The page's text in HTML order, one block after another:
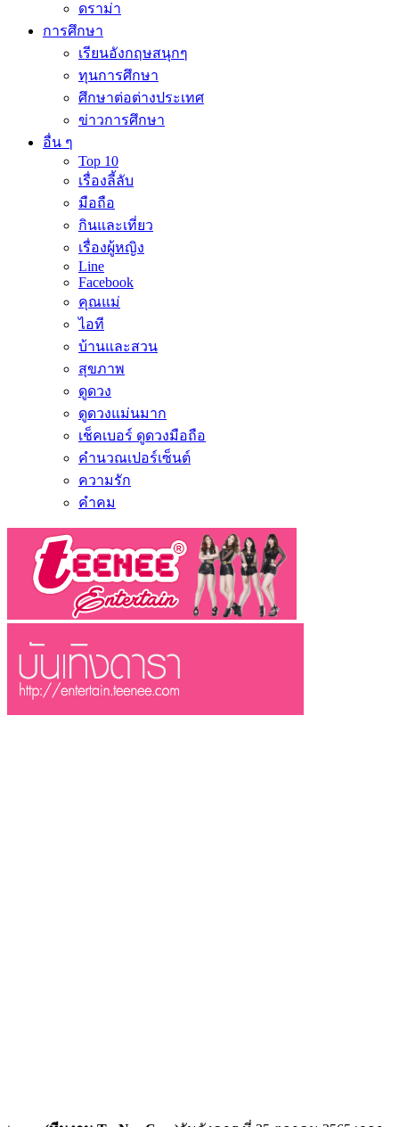
ดราม่า
การศึกษา
เรียนอังกฤษสนุกๆ
ทุนการศึกษา
ศึกษาต่อต่างประเทศ
ข่าวการศึกษา
อื่น ๆ
Top 10
เรื่องลี้ลับ
มือถือ
กินและเที่ยว
เรื่องผู้หญิง
Line
Facebook
คุณแม่
ไอที
บ้านและสวน
สุขภาพ
ดูดวง
ดูดวงแม่นมาก
เช็คเบอร์ ดูดวงมือถือ
คำนวณเปอร์เซ็นต์
ความรัก
คำคม